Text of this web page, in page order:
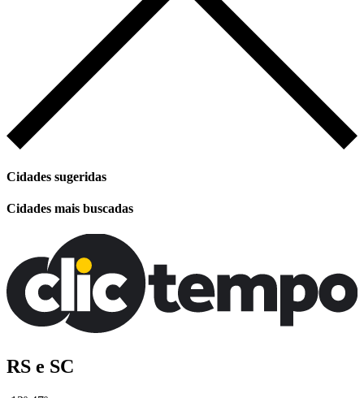
Cidades sugeridas
Cidades mais buscadas
RS e SC